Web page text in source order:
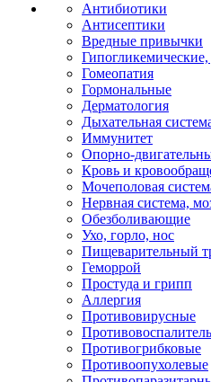
Антибиотики
Антисептики
Вредные привычки
Гипогликемические,
Гомеопатия
Гормональные
Дерматология
Дыхательная
Иммунитет
Опорно-
Кровь и
Мочеполовая
Нервная система,
Обезболивающие
Ухо, горло, нос
Пищеварительный
Геморрой
Простуда и грипп
Аллергия
Противовирусные
Противогрибковые
Противоопухолевые